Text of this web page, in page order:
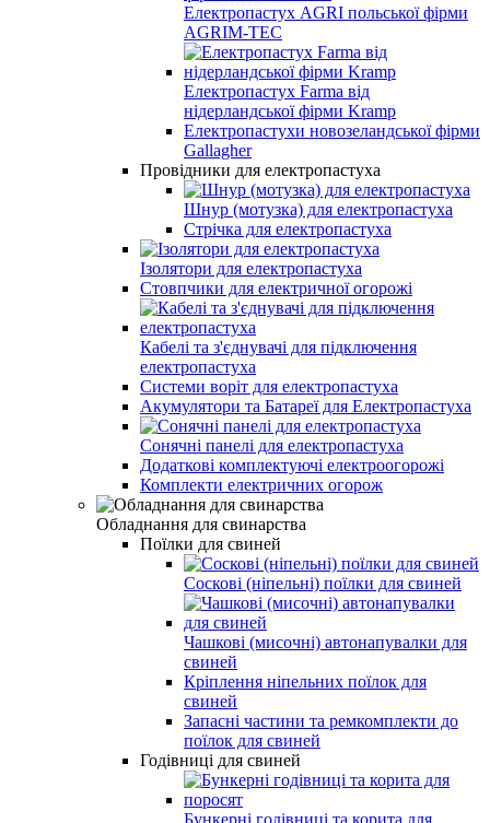
Електропастух AGRI польської фірми
AGRIM-TEC
Електропастух Farma від
нідерландської фірми Kramp
Електропастухи новозеландської фірми
Gallagher
Провідники для електропастуха
Шнур (мотузка) для електропастуха
Стрічка для електропастуха
Ізолятори для електропастуха
Стовпчики для електричної огорожі
Кабелі та з'єднувачі для підключення
електропастуха
Системи воріт для електропастуха
Акумулятори та Батареї для Електропастуха
Сонячні панелі для електропастуха
Додаткові комплектуючі електроогорожі
Комплекти електричних огорож
Обладнання для свинарства
Поїлки для свиней
Соскові (ніпельні) поїлки для свиней
Чашкові (мисочні) автонапувалки для
свиней
Кріплення ніпельних поїлок для
свиней
Запасні частини та ремкомплекти до
поїлок для свиней
Годівниці для свиней